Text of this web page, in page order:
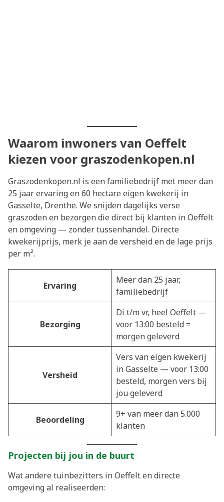
Waarom inwoners van Oeffelt
kiezen voor graszodenkopen.nl
Graszodenkopen.nl is een familiebedrijf met meer dan
25 jaar ervaring en 60 hectare eigen kwekerij in
Gasselte, Drenthe. We snijden dagelijks verse
graszoden en bezorgen die direct bij klanten in Oeffelt
en omgeving — zonder tussenhandel. Directe
kwekerijprijs, merk je aan de versheid en de lage prijs
per m².
Ervaring
Meer dan 25 jaar,
familiebedrijf
Bezorging
Di t/m vr, heel Oeffelt —
voor 13:00 besteld =
morgen geleverd
Versheid
Vers van eigen kwekerij
in Gasselte — voor 13:00
besteld, morgen vers bij
jou geleverd
Beoordeling
9+ van meer dan 5.000
klanten
Projecten bij jou in de buurt
Wat andere tuinbezitters in Oeffelt en directe
omgeving al realiseerden: